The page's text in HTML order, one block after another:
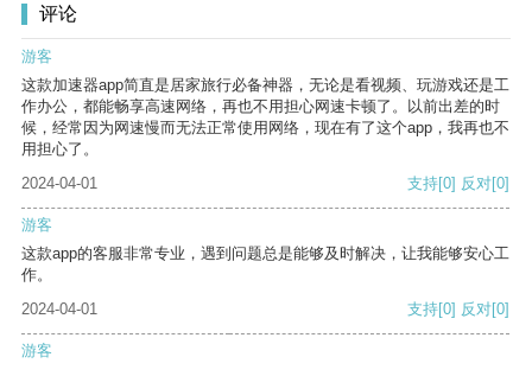
评论
游客
这款加速器app简直是居家旅行必备神器，无论是看视频、玩游戏还是工
作办公，都能畅享高速网络，再也不用担心网速卡顿了。以前出差的时
候，经常因为网速慢而无法正常使用网络，现在有了这个app，我再也不
用担心了。
2024-04-01
支持[0] 反对[0]
游客
这款app的客服非常专业，遇到问题总是能够及时解决，让我能够安心工
作。
2024-04-01
支持[0] 反对[0]
游客